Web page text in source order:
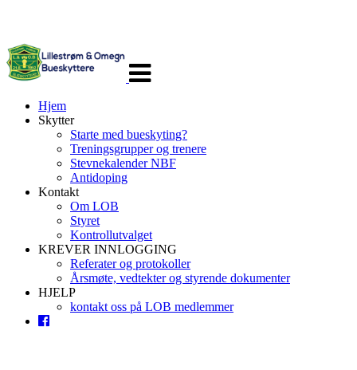
navigasjon
Hjem
Skytter
Starte med bueskyting?
Treningsgrupper og trenere
Stevnekalender NBF
Antidoping
Kontakt
Om LOB
Styret
Kontrollutvalget
KREVER INNLOGGING
Referater og protokoller
Årsmøte, vedtekter og styrende dokumenter
HJELP
kontakt oss på LOB medlemmer